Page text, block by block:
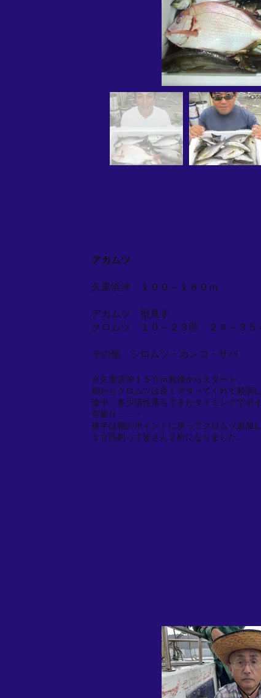
アカムツ
久里浜沖 １００～１６０ｍ
アカムツ 型見ず
クロムツ １０～２３匹 ２４～３５
その他 シロムツ・カンコ・サバ
※久里浜沖１５０ｍ前後からスタート。
朝からクロムツは良くアタってくれて順調
途中、多少活性落ちてきたタイミングでポ
空振り・・・
後半は朝のポイントに戻ってクロムツ追加
１０匹釣って皆さん２桁になりました。